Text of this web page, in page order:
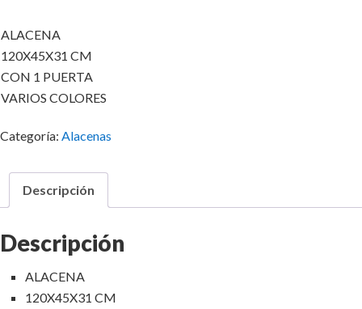
ALACENA
120X45X31 CM
CON 1 PUERTA
VARIOS COLORES
Categoría: Alacenas
Descripción
Descripción
ALACENA
120X45X31 CM